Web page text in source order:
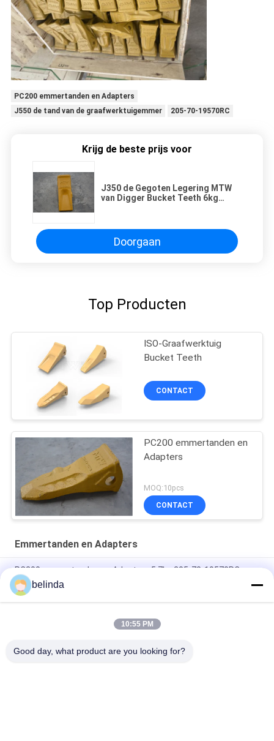
PC200 emmertanden en Adapters
J550 de tand van de graafwerktuigemmer
205-70-19570RC
Krijg de beste prijs voor
J350 de Gegoten Legering MTW
van Digger Bucket Teeth 6kg
Doorgaan
Top Producten
ISO-Graafwerktuig
Bucket Teeth
CONTACT
PC200 emmertanden en
Adapters
MOQ:10pcs
CONTACT
Emmertanden en Adapters
PC200 emmertanden en Adapters 5.7kg 205-70-19570RC
PC200 de Gegoten Legering van graafwerktuigbucket teeth
4.2kg 205-70-19570
J350 Thermisch behandelde Emmertanden en Adapters 7kg
belinda
10:55 PM
Good day, what product are you looking for?